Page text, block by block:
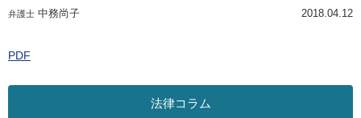
t
弁護士 中務尚子 2018.04.12
PDF
法律コラム